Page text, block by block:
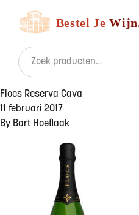
Search for:
Flocs Reserva Cava
11 februari 2017
By Bart Hoeflaak